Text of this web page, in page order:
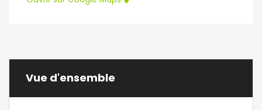
Vue d'ensemble